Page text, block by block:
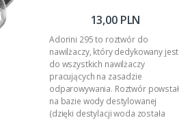
13,00 PLN
Adorini 295 to roztwór do
nawilżaczy, który dedykowany jest
do wszystkich nawilżaczy
pracujących na zasadzie
odparowywania. Roztwór powstał
na bazie wody destylowanej
(dzięki destylacji woda została